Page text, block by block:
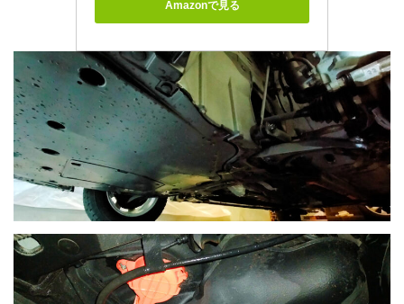
Amazonで見る